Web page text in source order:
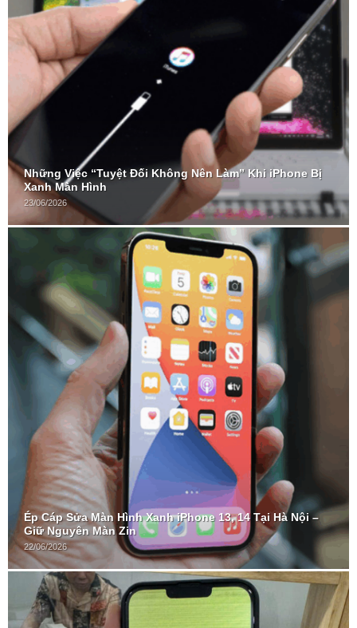
Những Việc “Tuyệt Đối Không Nên Làm” Khi iPhone Bị
Xanh Màn Hình
23/06/2026
Ép Cáp Sửa Màn Hình Xanh iPhone 13, 14 Tại Hà Nội –
Giữ Nguyên Màn Zin
22/06/2026